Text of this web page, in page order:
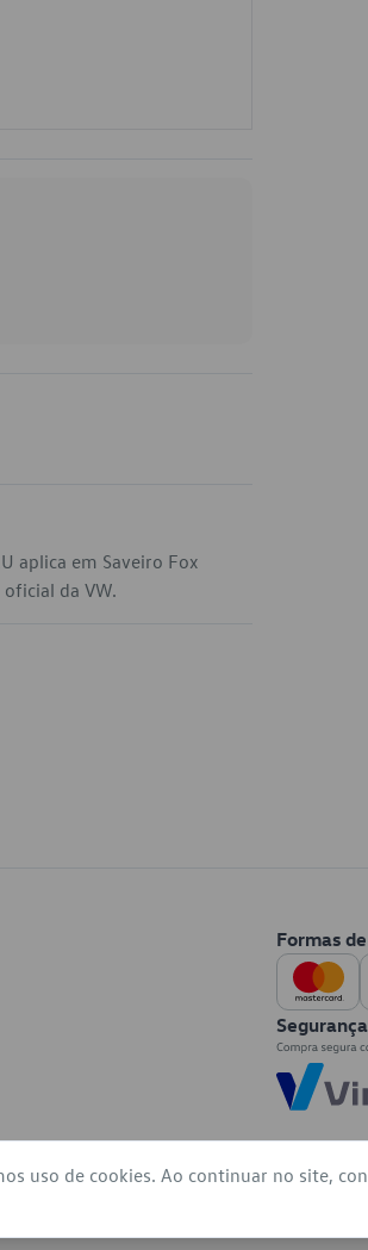
aplica em Saveiro Fox
da VW.
Formas
Segurança
uso de cookies. Ao continuar no site,